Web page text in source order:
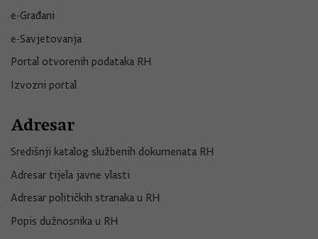
e-Građani
e-Savjetovanja
Portal otvorenih podataka RH
Izvozni portal
Adresar
Središnji katalog službenih dokumenata RH
Adresar tijela javne vlasti
Adresar političkih stranaka u RH
Popis dužnosnika u RH